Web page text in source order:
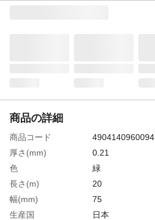
商品の詳細
商品コード
4904140960094
厚さ(mm)
0.21
色
緑
長さ(m)
20
幅(mm)
75
生産国
日本